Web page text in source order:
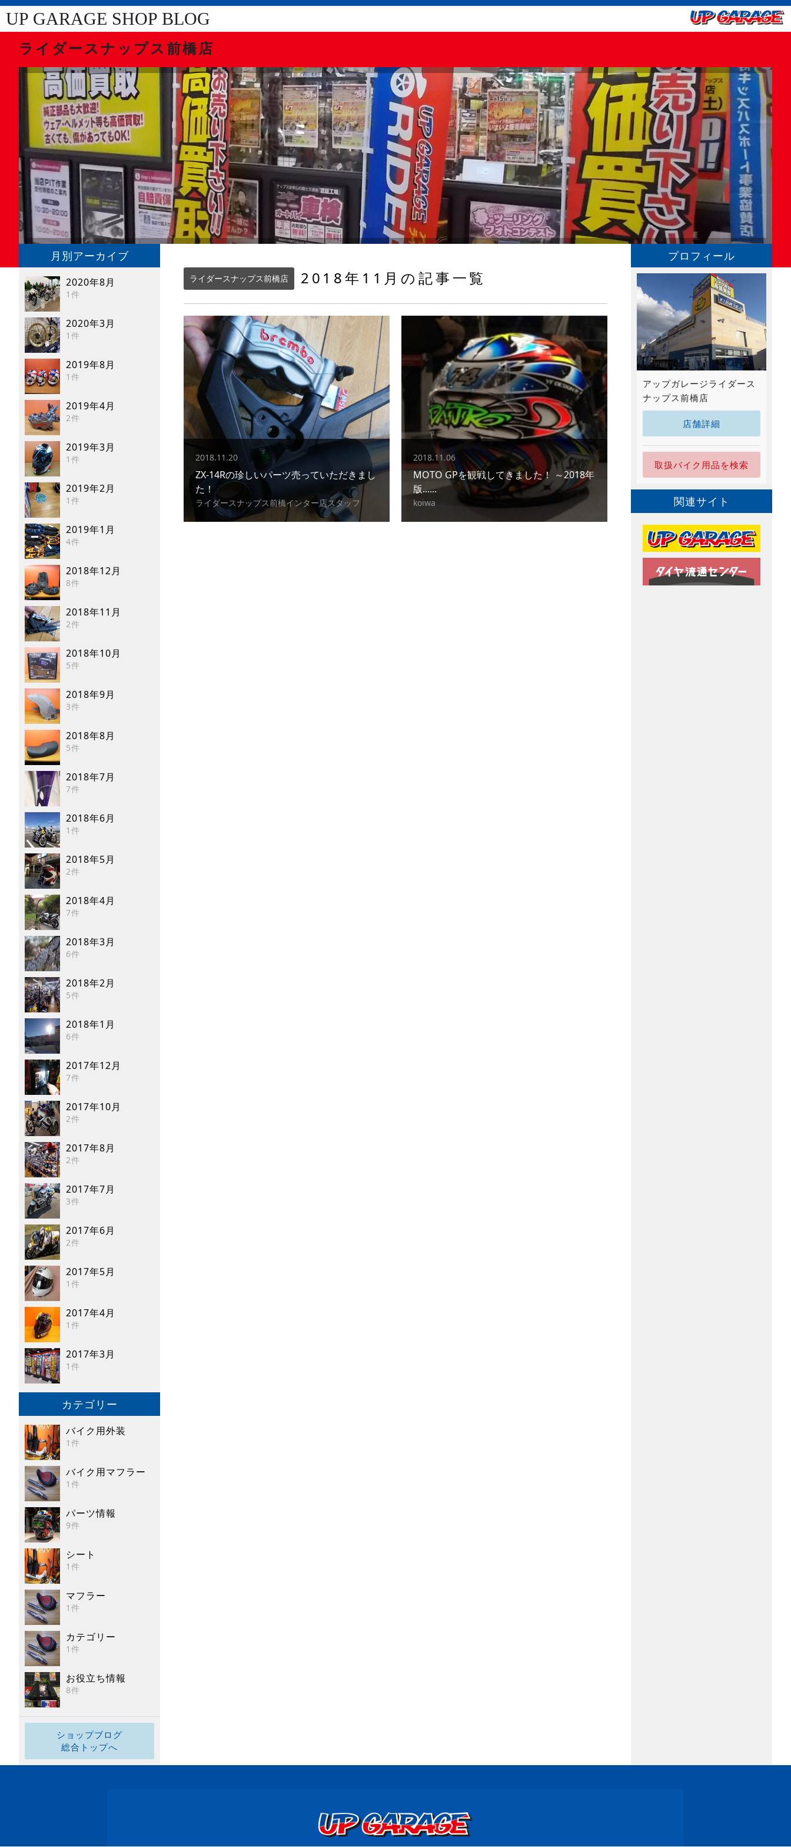
UP GARAGE SHOP BLOG
ライダースナップス前橋店
月別アーカイブ
2020年8月
1件
2020年3月
1件
2019年8月
1件
2019年4月
2件
2019年3月
1件
2019年2月
1件
2019年1月
4件
2018年12月
8件
2018年11月
2件
2018年10月
5件
2018年9月
3件
2018年8月
5件
2018年7月
7件
2018年6月
1件
2018年5月
2件
2018年4月
7件
2018年3月
6件
2018年2月
5件
2018年1月
6件
2017年12月
7件
2017年10月
2件
2017年8月
2件
2017年7月
3件
2017年6月
2件
2017年5月
1件
2017年4月
1件
2017年3月
1件
カテゴリー
バイク用外装
1件
バイク用マフラー
1件
パーツ情報
9件
シート
1件
マフラー
1件
カテゴリー
1件
お役立ち情報
8件
ショップブログ
総合トップへ
ライダースナップス前橋店 2018年11月の記事一覧
2018.11.20
ZX-14Rの珍しいパーツ売っていただきまし
た！
ライダースナップス前橋インター店スタッフ
2018.11.06
MOTO GPを観戦してきました！ ～2018年
版......
koiwa
プロフィール
アップガレージライダース
ナップス前橋店
店舗詳細
取扱バイク用品を検索
関連サイト